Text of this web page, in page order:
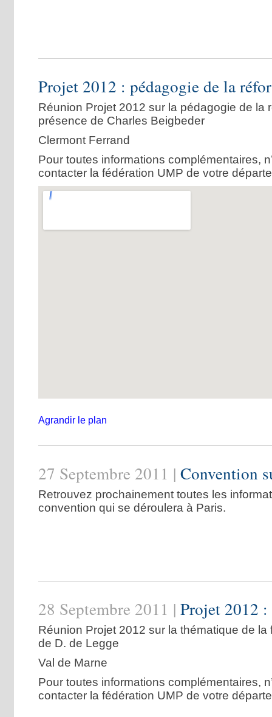
Projet 2012 : pédagogie de la
Réunion Projet 2012 sur la pédagogie de la
présence de Charles Beigbeder
Clermont Ferrand
Pour toutes informations complémentaires,
contacter la fédération UMP de votre
Agrandir le plan
27 Septembre 2011 | Convention
Retrouvez prochainement toutes les
convention qui se déroulera à Paris.
28 Septembre 2011 | Projet 2012
Réunion Projet 2012 sur la thématique de la
de D. de Legge
Val de Marne
Pour toutes informations complémentaires,
contacter la fédération UMP de votre